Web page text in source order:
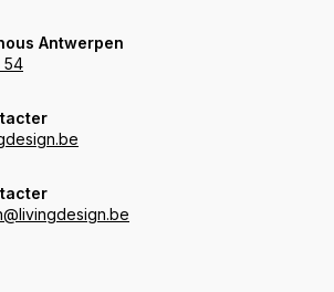
Antwerpen
54